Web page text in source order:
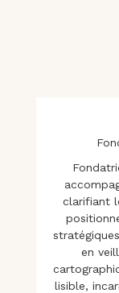
clarifiant
en
lisible,